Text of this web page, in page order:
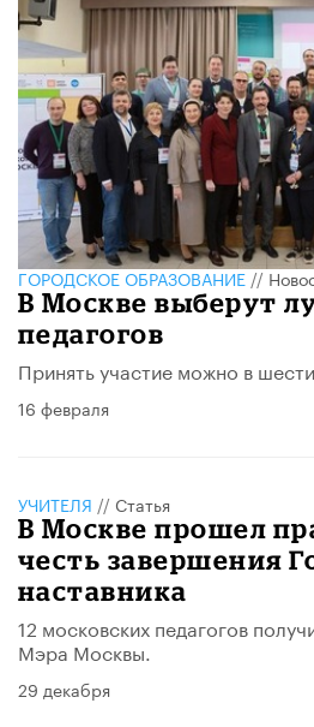
ГОРОДСКОЕ ОБРАЗОВАНИЕ//
В Москве выберут
педагогов
Принять участие можно в
16 февраля
УЧИТЕЛЯ // Статья
​В Москве прошел
честь завершения
наставника
12 московских педагогов
Мэра Москвы.
29 декабря